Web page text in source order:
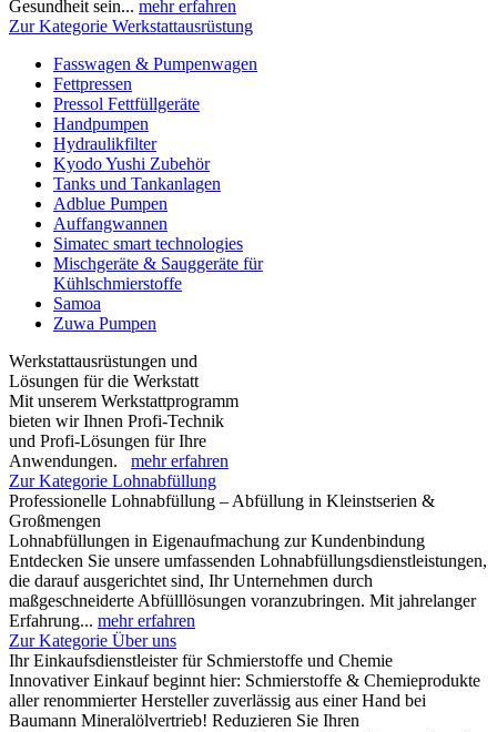
Gesundheit sein... mehr erfahren
Zur Kategorie Werkstattausrüstung
Fasswagen & Pumpenwagen
Fettpressen
Pressol Fettfüllgeräte
Handpumpen
Hydraulikfilter
Kyodo Yushi Zubehör
Tanks und Tankanlagen
Adblue Pumpen
Auffangwannen
Simatec smart technologies
Mischgeräte & Sauggeräte für
Kühlschmierstoffe
Samoa
Zuwa Pumpen
Werkstattausrüstungen und
Lösungen für die Werkstatt
Mit unserem Werkstattprogramm
bieten wir Ihnen Profi-Technik
und Profi-Lösungen für Ihre
Anwendungen. mehr erfahren
Zur Kategorie Lohnabfüllung
Professionelle Lohnabfüllung – Abfüllung in Kleinstserien &
Großmengen
Lohnabfüllungen in Eigenaufmachung zur Kundenbindung
Entdecken Sie unsere umfassenden Lohnabfüllungsdienstleistungen,
die darauf ausgerichtet sind, Ihr Unternehmen durch
maßgeschneiderte Abfülllösungen voranzubringen. Mit jahrelanger
Erfahrung... mehr erfahren
Zur Kategorie Über uns
Ihr Einkaufsdienstleister für Schmierstoffe und Chemie
Innovativer Einkauf beginnt hier: Schmierstoffe & Chemieprodukte
aller renommierter Hersteller zuverlässig aus einer Hand bei
Baumann Mineralölvertrieb! Reduzieren Sie Ihren